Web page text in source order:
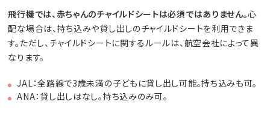
飛行機では、赤ちゃんのチャイルドシートは必須ではありません。心
配な場合は、持ち込みや貸し出しのチャイルドシートを利用できま
す。ただし、チャイルドシートに関するルールは、航空会社によって異
なります。
JAL：全路線で3歳未満の子どもに貸し出し可能。持ち込みも可。
ANA：貸し出しはなし。持ち込みのみ可。